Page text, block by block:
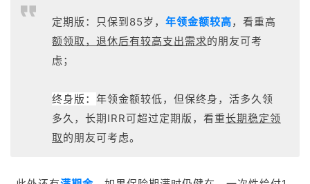
定期版：只保到85岁， 年领金额较高，看重高
额领取，退休后有较高支出需求的朋友可考
虑；
终身版： 年领金额较低，但保终身，活多久领
多久，长期IRR可超过定期版，看重长期稳定领
取的朋友可考虑。